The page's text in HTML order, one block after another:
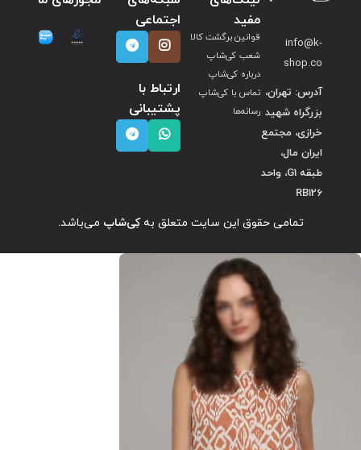
info@k-
shop.co
آدرس: تهران،
بزرگراه شهید
خرازی، مجتمع
ایران مال،
طبقه G1، واحد
RB126
مفید
قوانین برگشت کالا
شعب کی‌شاپ
درباره کی‌شاپ
تماس با کی‌شاپ
رسانه‌ها
اجتماعی
ارتباط با
پشتیبانی
تمامی حقوق این سایت متعلق بهکِی‌شاپ می‌باشد.